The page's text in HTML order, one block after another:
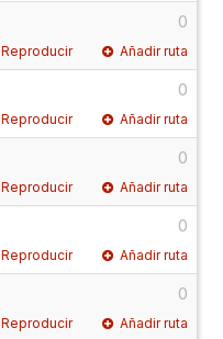
0
Reproducir Añadir ruta
0
Reproducir Añadir ruta
0
Reproducir Añadir ruta
0
Reproducir Añadir ruta
0
Reproducir Añadir ruta